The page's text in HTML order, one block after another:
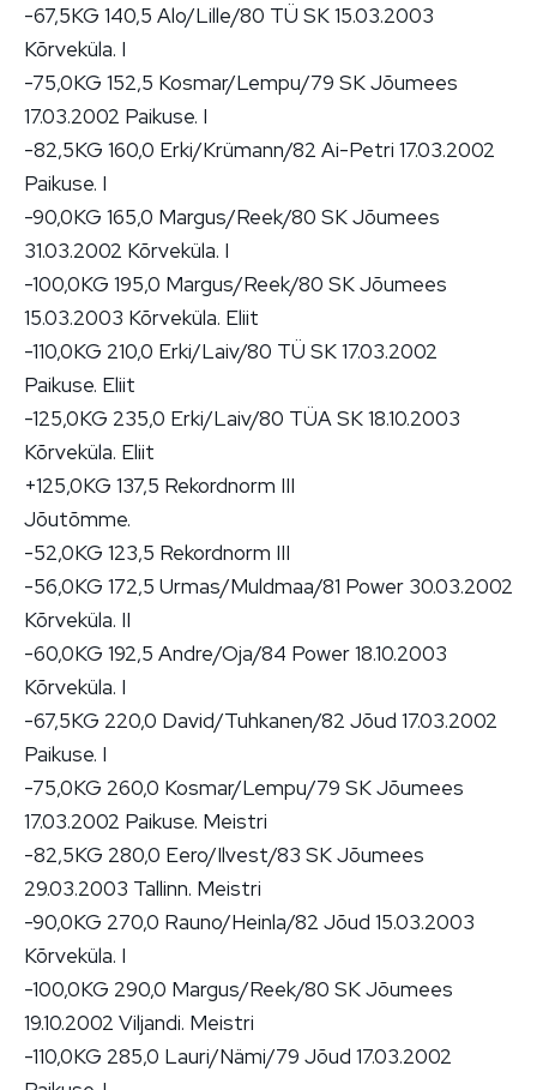
-67,5KG 140,5 Alo/Lille/80 TÜ SK 15.03.2003
Kõrveküla. I
-75,0KG 152,5 Kosmar/Lempu/79 SK Jõumees
17.03.2002 Paikuse. I
-82,5KG 160,0 Erki/Krümann/82 Ai-Petri 17.03.2002
Paikuse. I
-90,0KG 165,0 Margus/Reek/80 SK Jõumees
31.03.2002 Kõrveküla. I
-100,0KG 195,0 Margus/Reek/80 SK Jõumees
15.03.2003 Kõrveküla. Eliit
-110,0KG 210,0 Erki/Laiv/80 TÜ SK 17.03.2002
Paikuse. Eliit
-125,0KG 235,0 Erki/Laiv/80 TÜA SK 18.10.2003
Kõrveküla. Eliit
+125,0KG 137,5 Rekordnorm III
Jõutõmme.
-52,0KG 123,5 Rekordnorm III
-56,0KG 172,5 Urmas/Muldmaa/81 Power 30.03.2002
Kõrveküla. II
-60,0KG 192,5 Andre/Oja/84 Power 18.10.2003
Kõrveküla. I
-67,5KG 220,0 David/Tuhkanen/82 Jõud 17.03.2002
Paikuse. I
-75,0KG 260,0 Kosmar/Lempu/79 SK Jõumees
17.03.2002 Paikuse. Meistri
-82,5KG 280,0 Eero/Ilvest/83 SK Jõumees
29.03.2003 Tallinn. Meistri
-90,0KG 270,0 Rauno/Heinla/82 Jõud 15.03.2003
Kõrveküla. I
-100,0KG 290,0 Margus/Reek/80 SK Jõumees
19.10.2002 Viljandi. Meistri
-110,0KG 285,0 Lauri/Nämi/79 Jõud 17.03.2002